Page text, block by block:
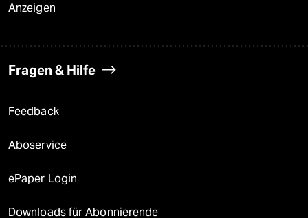
Anzeigen
Fragen & Hilfe
Feedback
Aboservice
ePaper Login
Downloads für Abonnierende